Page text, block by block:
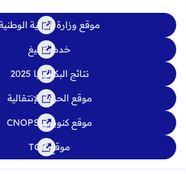
موقع وزارة التربية
خدمة تبليغ
نتائج البكالوريا 2025
موقع الحركة الإنتقالية
موقع كنوبس CNOPS
موقع TGR